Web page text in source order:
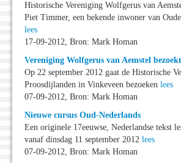
Historische Vereniging Wolfgerus van
Piet Timmer, een bekende inwoner van
lees
17-09-2012, Bron: Mark Homan
Vereniging Wolfgerus van Aemstel
Op 22 september 2012 gaat de Historische
Proosdijlanden in Vinkeveen bezoeken lees
07-09-2012, Bron: Mark Homan
Nieuwe cursus Oud-Nederlands
Een originele 17eeuwse, Nederlandse tekst
vanaf dinsdag 11 september 2012 lees
07-09-2012, Bron: Mark Homan